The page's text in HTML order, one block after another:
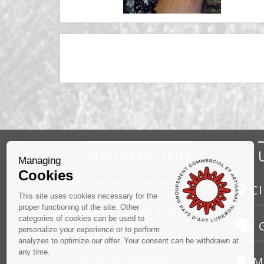
Le Groupement Commercial et Artisanal
du Pays d’Apt (GCAPA) est une
association loi 1901. Elle a été créée en
1952.
Son but est de promouvoir l’activité
Managing
Cookies
This site uses cookies necessary for the
proper functioning of the site. Other
categories of cookies can be used to
personalize your experience or to perform
analyzes to optimize our offer. Your consent can be withdrawn at
any time.